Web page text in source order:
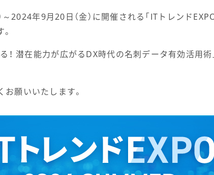
2024年9月20日（金）に開催される「ITトレンド
！ 潜在能力が広がるDX時代の名刺データ有効活用
願いいたします。